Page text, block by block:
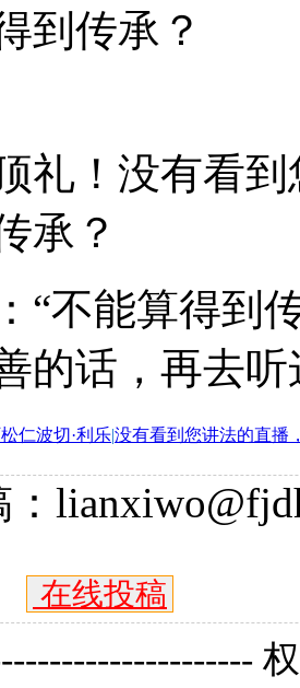
到传承？
！没有看到
承？
能算得到传
的话，再去
仁波切·利乐|没有看到您讲法的直播
在线投稿